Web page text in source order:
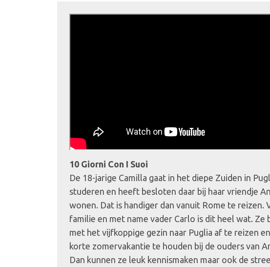
10 Giorni Con I Suoi
De 18-jarige Camilla gaat in het diepe Zuiden in
studeren en heeft besloten daar bij haar vriendje
wonen. Dat is handiger dan vanuit Rome te reizen.
familie en met name vader Carlo is dit heel wat. Ze
met het vijfkoppige gezin naar Puglia af te reizen
korte zomervakantie te houden bij de ouders van
Dan kunnen ze leuk kennismaken maar ook de